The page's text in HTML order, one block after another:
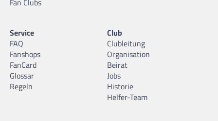
Fan Clubs
Service
FAQ
Fanshops
FanCard
Glossar
Regeln
Club
Clubleitung
Organisation
Beirat
Jobs
Historie
Helfer-Team